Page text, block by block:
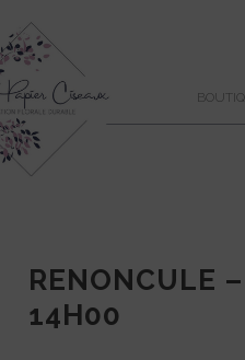
RENONCULE
14H00